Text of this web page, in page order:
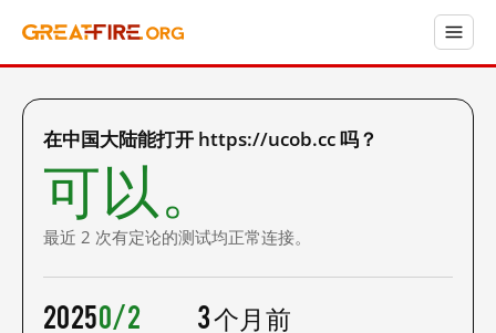
在中国大陆能打开 https://ucob.cc 吗？
可以。
最近 2 次有定论的测试均正常连接。
20250/2 3 个月前